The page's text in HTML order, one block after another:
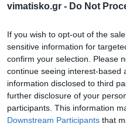
vimatisko.gr - Do Not
If you wish to opt-out of the
sensitive information for
confirm your selection. Please
continue seeing interest-based
information disclosed to third
further disclosure of your
participants. This information
Downstream Participants that
κρησφύγετο